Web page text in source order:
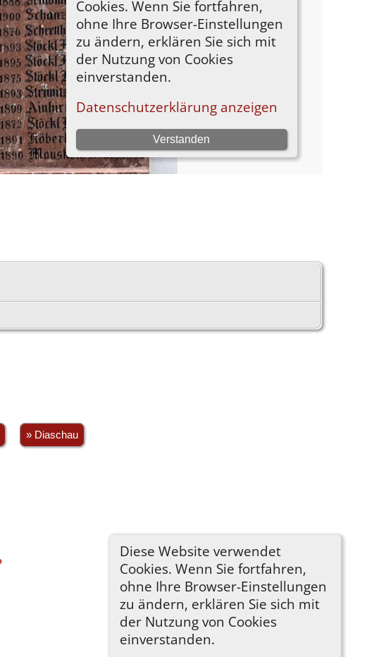
Diese Website verwendet
Cookies. Wenn Sie fortfahren,
ohne Ihre Browser-Einstellungen
zu ändern, erklären Sie sich mit
der Nutzung von Cookies
einverstanden.
» Diaschau